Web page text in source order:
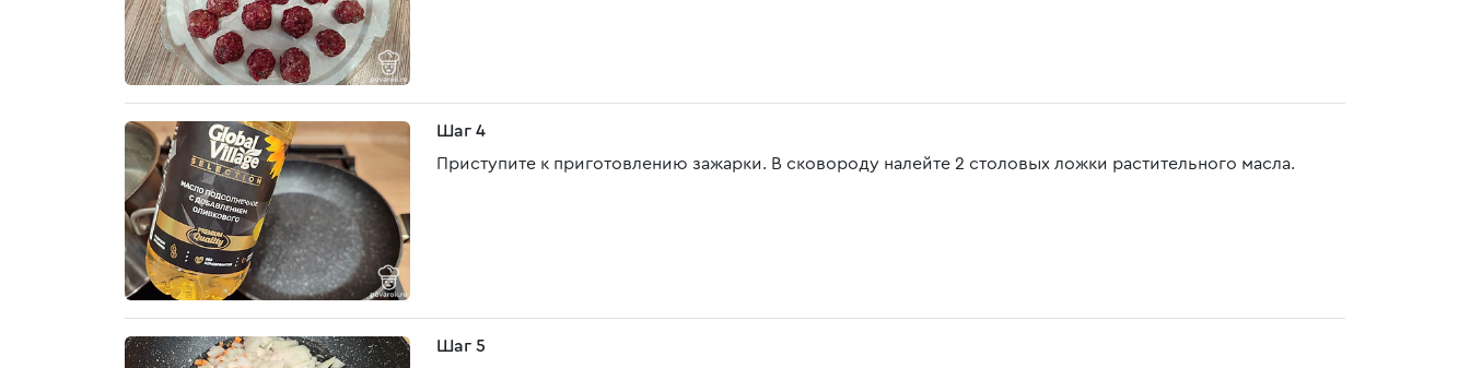
Шаг 4
Приступите к приготовлению зажарки. В сковороду налейте 2 столовых ложки растительного масла.
Шаг 5